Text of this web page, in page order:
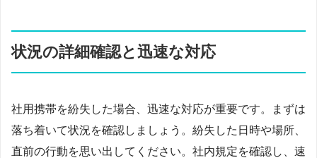
状況の詳細確認と迅速な対応
社用携帯を紛失した場合、迅速な対応が重要です。まずは
落ち着いて状況を確認しましょう。紛失した日時や場所、
直前の行動を思い出してください。社内規定を確認し、速